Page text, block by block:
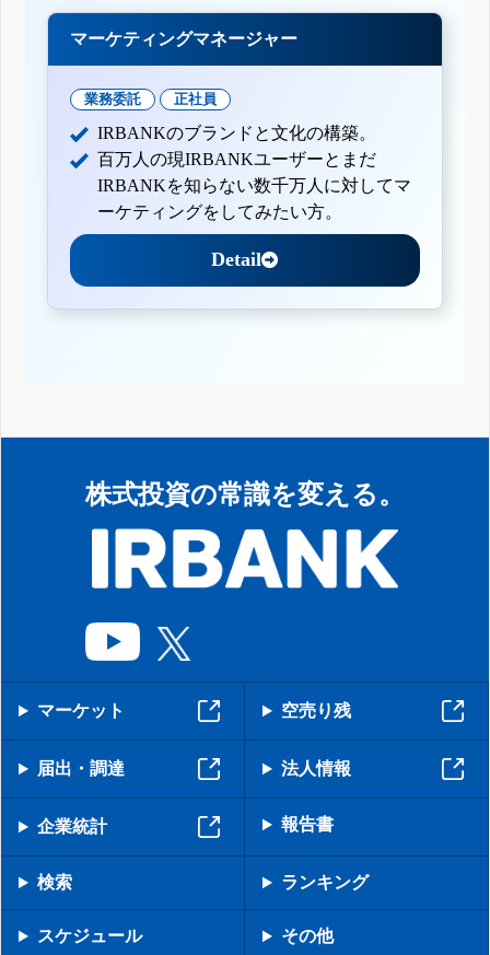
マーケティングマネージャー
業務委託 正社員
IRBANKのブランドと文化の構築。
百万人の現IRBANKユーザーとまだ
IRBANKを知らない数千万人に対してマ
ーケティングをしてみたい方。
Detail
株式投資の常識を変える。
マーケット 空売り残
届出・調達 法人情報
企業統計 報告書
検索 ランキング
スケジュール その他